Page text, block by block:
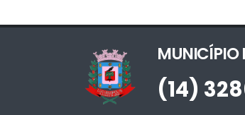
MUNICÍPIO
(14)